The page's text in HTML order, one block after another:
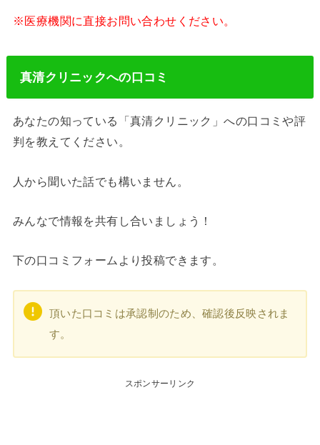
※医療機関に直接お問い合わせください。
真清クリニックへの口コミ
あなたの知っている「真清クリニック」への口コミや評
判を教えてください。
人から聞いた話でも構いません。
みんなで情報を共有し合いましょう！
下の口コミフォームより投稿できます。
頂いた口コミは承認制のため、確認後反映されま
す。
スポンサーリンク